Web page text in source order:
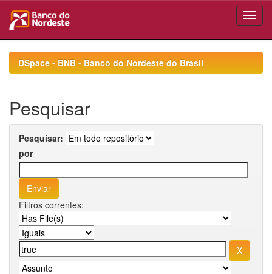
navigationDSpace - BNB - Banco do Nordeste do Brasil
Pesquisar
Pesquisar:
por
Filtros correntes: